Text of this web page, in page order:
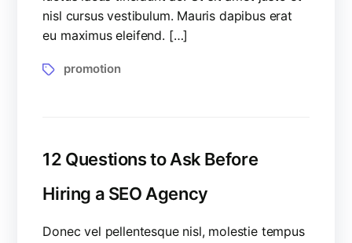
nisl cursus vestibulum. Mauris dapibus erat
eu maximus eleifend. […]
promotion
12 Questions to Ask Before
Hiring a SEO Agency
Donec vel pellentesque nisl, molestie tempus